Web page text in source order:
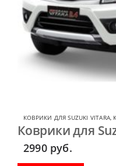
КОВРИКИ ДЛЯ SUZUKI VITARA
Коврики для
2990 руб.